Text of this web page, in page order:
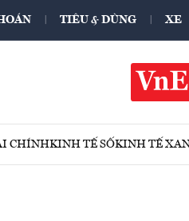
TIÊU & DÙNG XE
CHÍNHKINH TẾ SỐKINH TẾ